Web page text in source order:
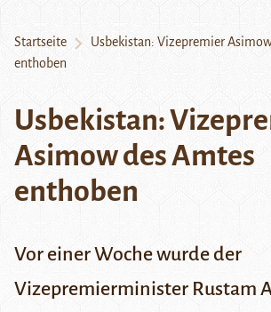
Startseite
Usbekistan: Vizepremier
enthoben
Usbekistan:
Asimow des Amtes
enthoben
Vor einer Woche wurde der
Vizepremierminister Rustam